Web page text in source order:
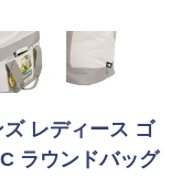
レディース ゴ
ラウンドバッグ